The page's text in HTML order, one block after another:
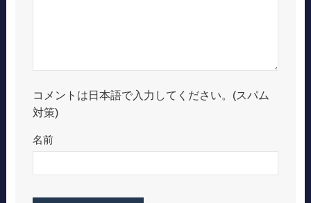
コメントは日本語で入力してください。(スパム
対策)
名前